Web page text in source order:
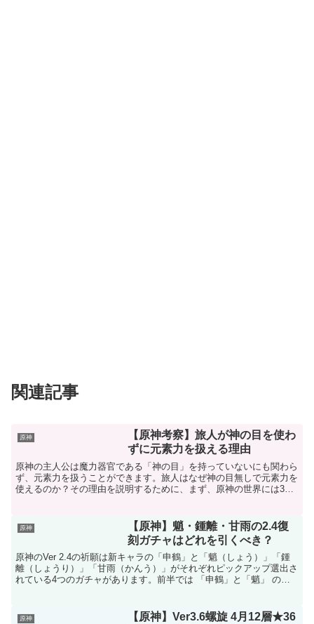
関連記事
原神
【原神考察】旅人が神の目を使わ
ずに元素力を扱える理由
原神の主人公は魔力器官である「神の目」を持っていないにも関わら
ず、元素力を扱うことができます。旅人はなぜ神の目無しで元素力を
使えるのか？その理由を説明するために、まず、原神の世界には3種
原神
【原神】魈・鍾離・甘雨の2.4復
刻ガチャはどれを引くべき？
原神のVer 2.4の祈願は新キャラの「申鶴」と「魈（しょう）」「鍾
離（しょうり）」「甘雨（かんう）」がそれぞれピックアップ選出さ
れている4つのガチャがあります。前半では 「申鶴」と「魈」 のガ
原神
【原神】Ver3.6螺旋 4月12層★36